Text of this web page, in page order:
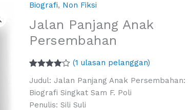
Biografi, Non Fiksi
Jalan Panjang Anak
Persembahan
4.00dari
5
berdasarkan
penilaian
(1 ulasan pelanggan)
Judul: Jalan Panjang Anak Persembahan:
Biografi Singkat Sam F. Poli
Penulis: Sili Suli